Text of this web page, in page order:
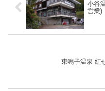
小谷
営業)
東鳴子温泉 紅